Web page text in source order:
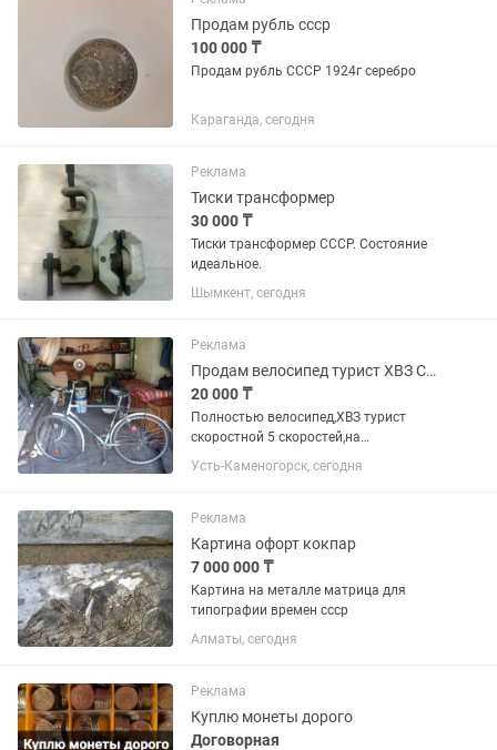
Продам рубль ссср
100 000 ₸
Продам рубль СССР 1924г серебро
Караганда, сегодня
Реклама
Тиски трансформер
30 000 ₸
Тиски трансформер СССР. Состояние
идеальное.
Шымкент, сегодня
Реклама
Продам велосипед турист ХВЗ СССР
20 000 ₸
Полностью велосипед,ХВЗ турист
скоростной 5 скоростей,на
запчасти,заднее колесо сильная
восьмерка,1975 года
Усть-Каменогорск, сегодня
Реклама
Картина офорт кокпар
7 000 000 ₸
Картина на металле матрица для
типографии времен ссср
Алматы, сегодня
Реклама
Куплю монеты дорого
Договорная